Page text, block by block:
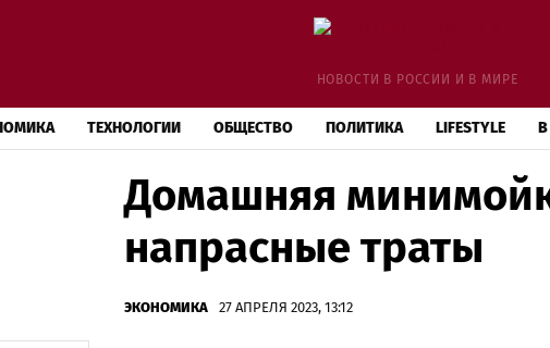
НОВОСТИ В РОССИИ И В МИРЕ
ТЕХНОЛОГИИ ОБЩЕСТВО ПОЛИТИКА LIFESTYLE
Домашняя
напрасные траты
ЭКОНОМИКА 27 АПРЕЛЯ 2023, 13:12